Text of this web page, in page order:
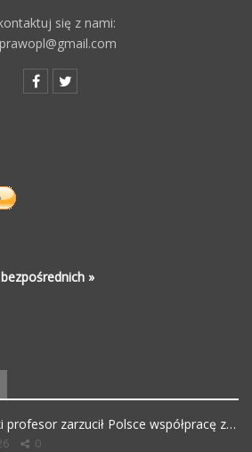
się z nami:
»
profesor zarzucił Polsce współpracę z…
0